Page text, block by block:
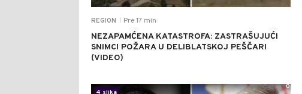
REGION Pre 17 min
NEZAPAMĆENA KATASTROFA: ZASTRAŠUJUĆI
SNIMCI POŽARA U DELIBLATSKOJ PEŠČARI
(VIDEO)
4 slika
0